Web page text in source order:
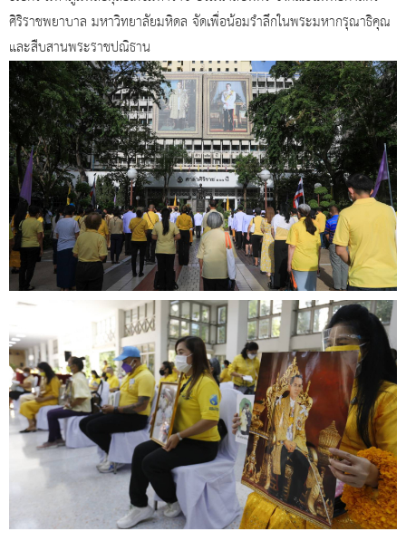
ศิริราชพยาบาล มหาวิทยาลัยมหิดล จัดเพื่อน้อมรำลึกในพระมหากรุณาธิคุณ
และสืบสานพระราชปณิธาน